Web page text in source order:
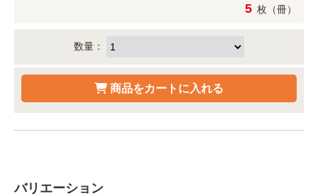
5 枚（冊）
数量：
バリエーション